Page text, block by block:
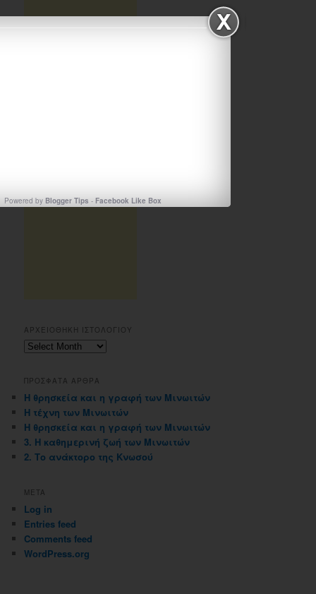
ΑΡΧΕΙΟΘΗΚΗ ΙΣΤΟΛΟΓΙΟΥ
Αρχειοθηκη
ΠΡΟΣΦΑΤΑ ΑΡΘΡΑ
Η θρησκεία και η γραφή των Μινωιτών
Η τέχνη των Μινωιτών
Η θρησκεία και η γραφή των Μινωιτών
3. Η καθημερινή ζωή των Μινωιτών
2. Το ανάκτορο της Κνωσού
META
Log in
Entries feed
Comments feed
WordPress.org
Powered by Blogger Tips - Facebook Like Box